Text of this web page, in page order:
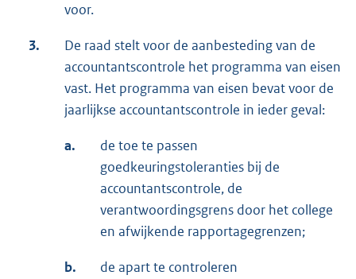
voor.
3.
De raad stelt voor de aanbesteding van de
accountantscontrole het programma van eisen
vast. Het programma van eisen bevat voor de
jaarlijkse accountantscontrole in ieder geval:
a.
de toe te passen
goedkeuringstoleranties bij de
accountantscontrole, de
verantwoordingsgrens door het college
en afwijkende rapportagegrenzen;
b.
de apart te controleren